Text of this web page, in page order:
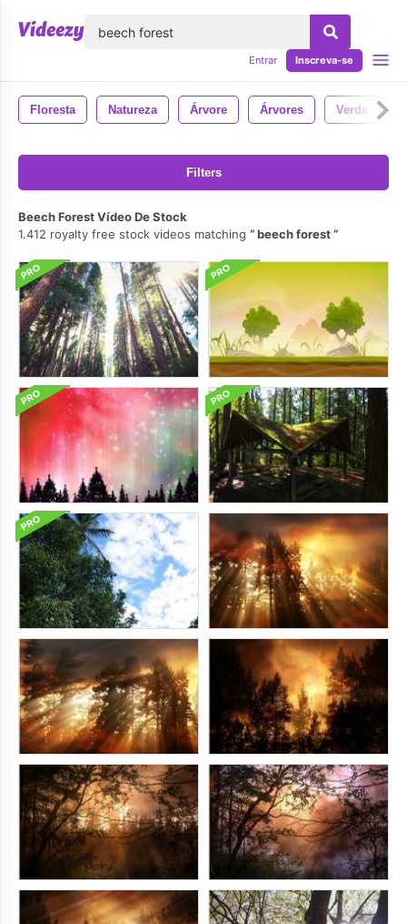
Entrar Inscreva-se
Floresta Natureza Árvore Árvores Verde
Filters
Beech Forest Vídeo De Stock
1.412 royalty free stock videos matching
beech forest